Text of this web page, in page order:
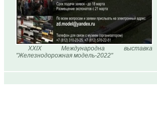
XXIX Международна выставка
"Железнодорожная модель-2022"